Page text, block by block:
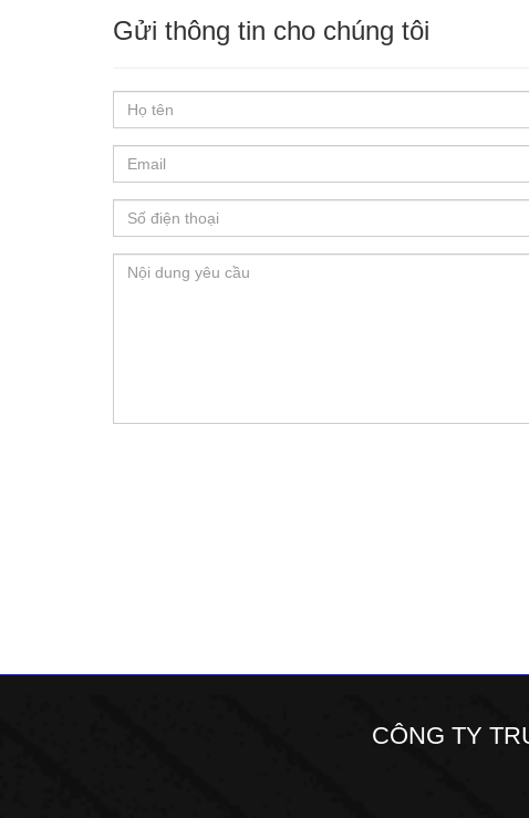
Gửi thông tin cho chúng tôi
CÔNG TY